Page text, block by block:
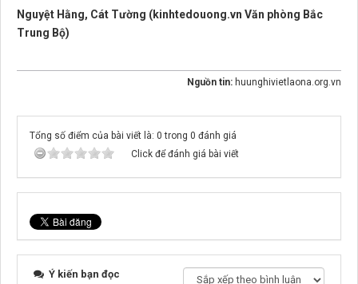
Nguyệt Hằng, Cát Tường (kinhtedouong.vn Văn phòng Bắc
Trung Bộ)
Nguồn tin: huunghivietlaona.org.vn
Tổng số điểm của bài viết là: 0 trong 0 đánh giá
Click để đánh giá bài viết
Ý kiến bạn đọc